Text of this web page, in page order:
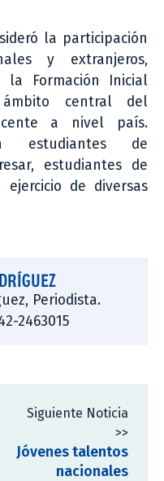
la participación
y extranjeros,
la Formación Inicial
central del
a nivel país.
estudiantes de
estudiantes de
de diversas
Periodista.
2463015
Siguiente Noticia
>>
Jóvenes talentos
nacionales